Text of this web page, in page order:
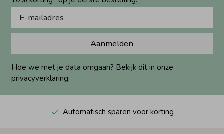
Aanmelden
Hoe we met je data omgaan? Bekijk dit in onze
privacyverklaring.
Automatisch sparen voor korting